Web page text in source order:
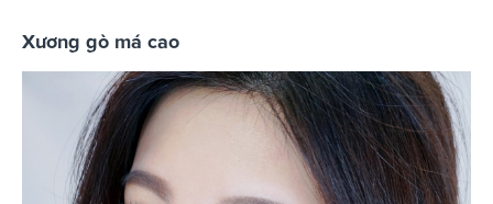
Xương gò má cao